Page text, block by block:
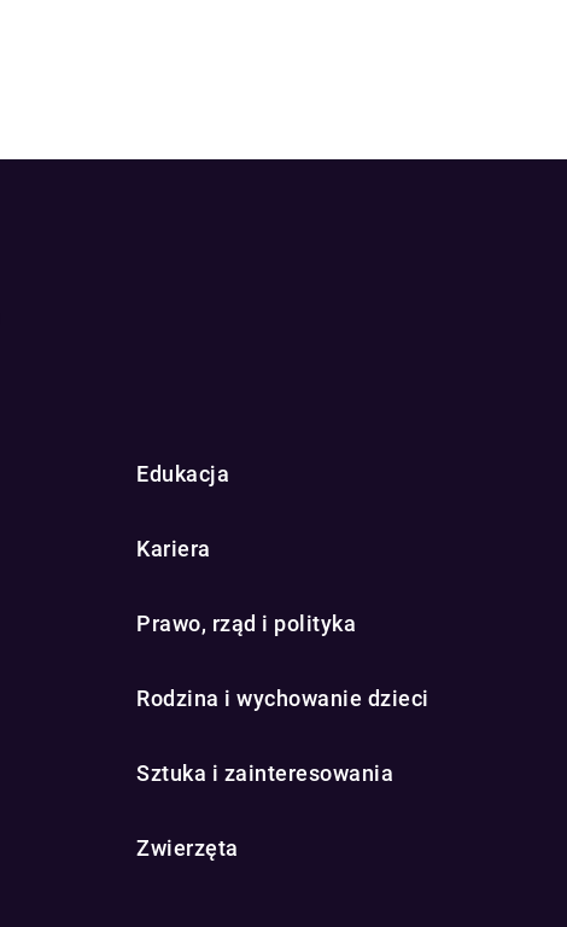
Edukacja
Kariera
Prawo, rząd i polityka
Rodzina i wychowanie dzieci
Sztuka i zainteresowania
Zwierzęta